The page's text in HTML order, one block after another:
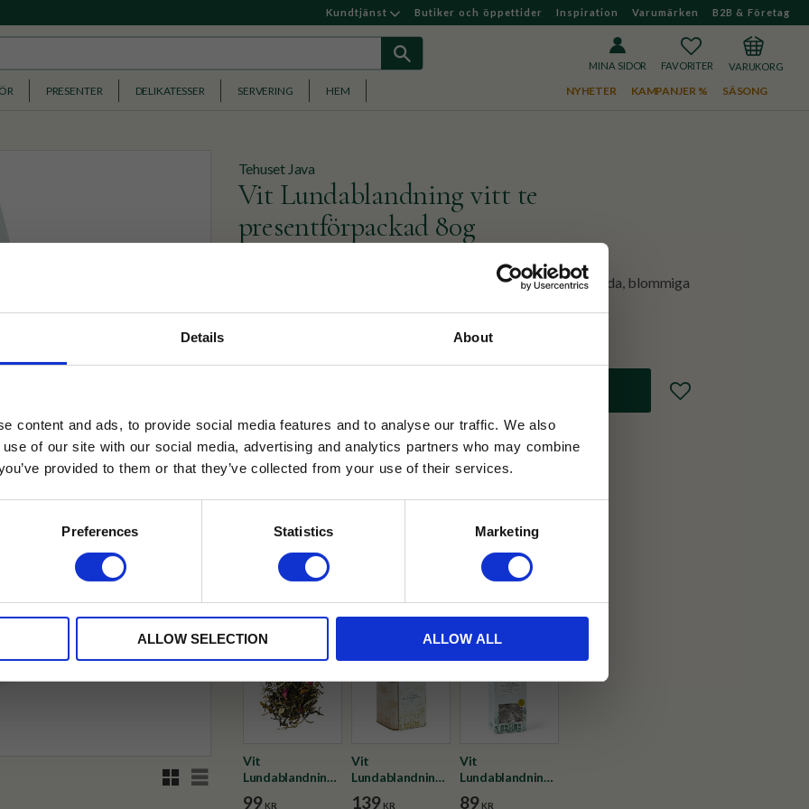
Details About
content and ads, to provide social media features and to analyse our traffic. We also
of our site with our social media, advertising and analytics partners who may combine
provided to them or that they’ve collected from your use of their services.
Preferences Statistics Marketing
ALLOW SELECTION ALLOW ALL
Kundtjänst Butiker och öppettider Inspiration Varumärken B2B & Företag
MINA SIDOR
FAVORITERKUNDVAGN
PRESENTER DELIKATESSER SERVERING HEM NYHETER KAMPANJER % SÄSONG
Tehuset Java
Vit Lundablandning vitt te
presentförpackad 80g
Vår alldeles egna signaturblandning med vitt te som bas! Milda, blommiga
RutnätsvyListvy
Lägg till i favoriter
✓ Fri frakt över 399 kr
✓ Gratis teprov i varje beställning
Vit
Lundablandning
vitt te
99 KR
Vit
Lundablandning
vitt te burk 70g
139 KR
Vit
Lundablandning
vitt te tepåsar
89 KR
Läs mer
Rabatten fungerar endast
med andra erbjudanden.